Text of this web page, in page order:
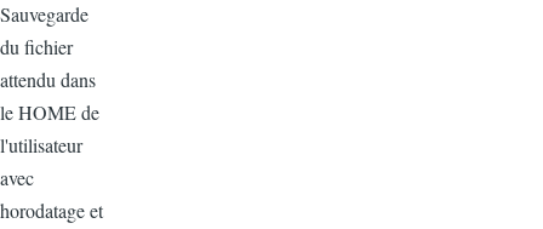
Sauvegarde
du fichier
attendu dans
le HOME de
l'utilisateur
avec
horodatage et